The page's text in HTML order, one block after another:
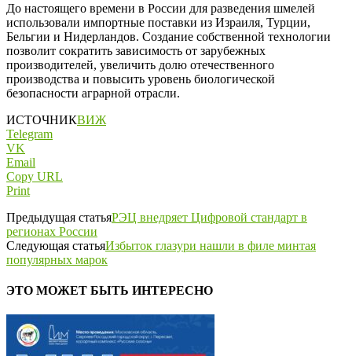
До настоящего времени в России для разведения шмелей
использовали импортные поставки из Израиля, Турции,
Бельгии и Нидерландов. Создание собственной технологии
позволит сократить зависимость от зарубежных
производителей, увеличить долю отечественного
производства и повысить уровень биологической
безопасности аграрной отрасли.
ИСТОЧНИКВИЖ
Telegram
VK
Email
Copy URL
Print
Предыдущая статьяРЭЦ внедряет Цифровой стандарт в
регионах России
Следующая статьяИзбыток глазури нашли в филе минтая
популярных марок
ЭТО МОЖЕТ БЫТЬ ИНТЕРЕСНО